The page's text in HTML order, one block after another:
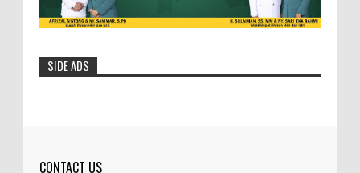
Dilihat: 154 Kali Bupa...
SIDE ADS
CONTACT US